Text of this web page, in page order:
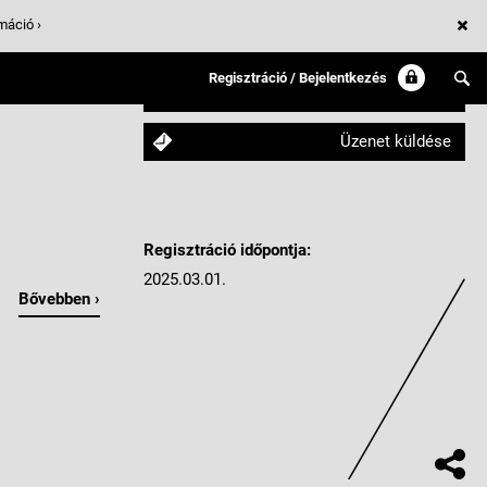
Regisztráció / Bejelentkezés
Követem
Üzenet küldése
Bővebben ›
Regisztráció időpontja:
2025.03.01.
›